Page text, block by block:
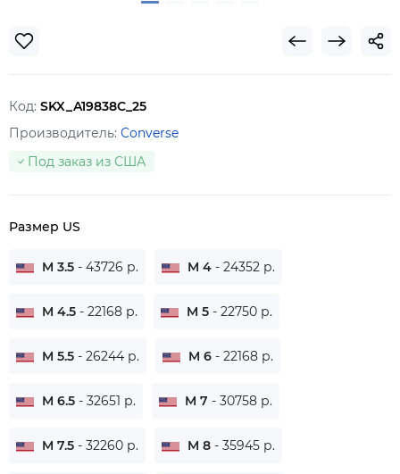
Код: SKX_A19838C_25
Производитель: Converse
Под заказ из США
Размер US
M 3.5 - 43726 р. M 4 - 24352 р.
M 4.5 - 22168 р. M 5 - 22750 р.
M 5.5 - 26244 р. M 6 - 22168 р.
M 6.5 - 32651 р. M 7 - 30758 р.
M 7.5 - 32260 р. M 8 - 35945 р.